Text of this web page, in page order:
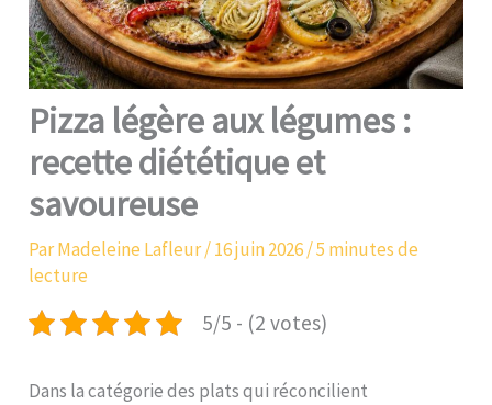
Pizza légère aux légumes :
recette diététique et
savoureuse
ParMadeleine Lafleur/16 juin 2026/5 minutes de
lecture
5/5 - (2 votes)
Dans la catégorie des plats qui réconcilient